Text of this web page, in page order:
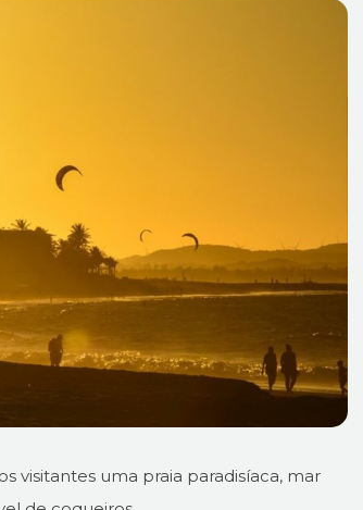
visitantes uma praia paradisíaca, mar